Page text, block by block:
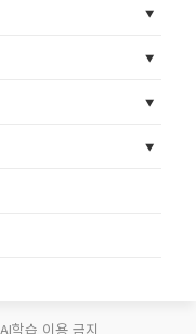
학습 이용 금지